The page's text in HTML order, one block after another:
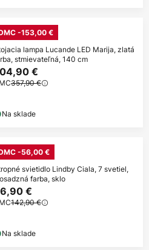
-153,00 €
lampa Lucande LED Marija, zlatá
stmievateľná, 140 cm
€
357,90 €
Na sklade
-56,00 €
svietidlo Lindby Ciala, 7 svetiel,
farba, sklo
€
142,90 €
Na sklade